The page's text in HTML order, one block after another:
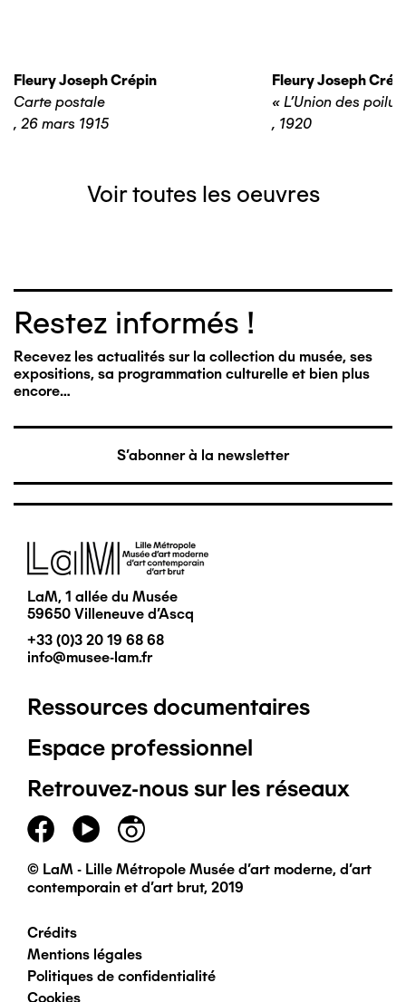
Fleury Joseph Crépin
Carte postale
, 26 mars 1915
Fleury Joseph
« L’Union des
, 1920
Voir toutes les oeuvres
Restez informés !
Recevez les actualités sur la collection du musée, ses
expositions, sa programmation culturelle et bien plus
encore…
S'abonner à la newsletter
Image
LaM, 1 allée du Musée
59650 Villeneuve d'Ascq
+33 (0)3 20 19 68 68
info@musee-lam.fr
Pied
de
page
principal
Ressources documentaires
Espace professionnel
Retrouvez-nous sur les réseaux
© LaM - Lille Métropole Musée d'art moderne, d'art
contemporain et d'art brut, 2019
Pied
de
Crédits
Mentions légales
Politiques de confidentialité
Cookies